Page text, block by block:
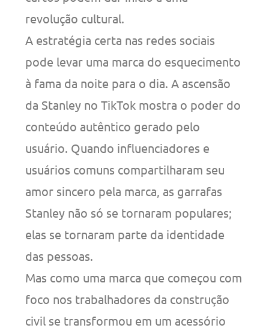
revolução cultural.
A estratégia certa nas redes sociais
pode levar uma marca do esquecimento
à fama da noite para o dia. A ascensão
da Stanley no TikTok mostra o poder do
conteúdo autêntico gerado pelo
usuário. Quando influenciadores e
usuários comuns compartilharam seu
amor sincero pela marca, as garrafas
Stanley não só se tornaram populares;
elas se tornaram parte da identidade
das pessoas.
Mas como uma marca que começou com
foco nos trabalhadores da construção
civil se transformou em um acessório